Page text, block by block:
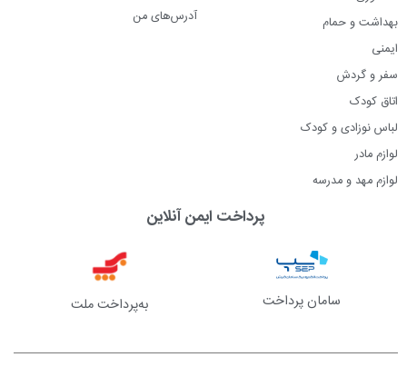
بهداشت و حمام
ایمنی
سفر و گردش
اتاق کودک
لباس نوزادی و کودک
لوازم مادر
لوازم مهد و مدرسه
آدرس‌های من
پرداخت ایمن آنلاین
سامان پرداخت به‌پرداخت ملت